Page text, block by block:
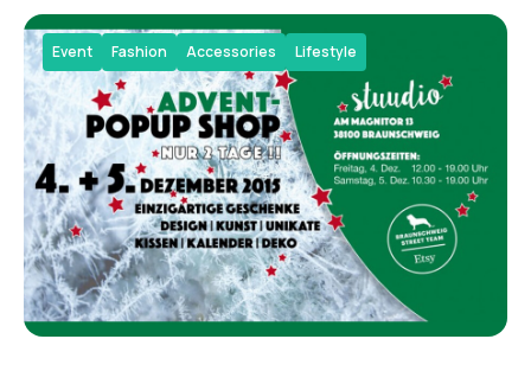
Event Fashion Accessories Lifestyle